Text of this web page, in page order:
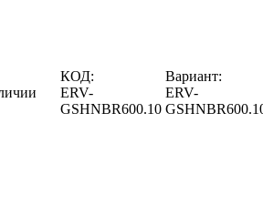
КОД:
ERV-
GSHNBR600.10
Вариант:
ERV-